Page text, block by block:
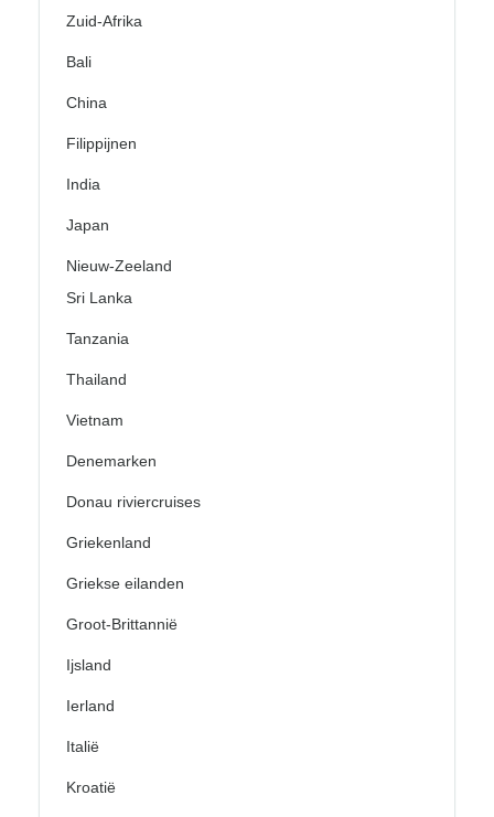
Zuid-Afrika
Bali
China
Filippijnen
India
Japan
Nieuw-Zeeland
Sri Lanka
Tanzania
Thailand
Vietnam
Denemarken
Donau riviercruises
Griekenland
Griekse eilanden
Groot-Brittannië
Ijsland
Ierland
Italië
Kroatië